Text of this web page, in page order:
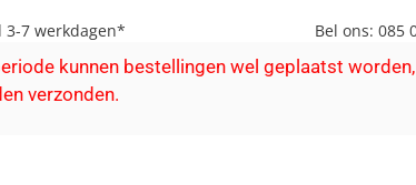
3-7 werkdagen* Bel ons: 085
kunnen bestellingen wel geplaatst worden,
verzonden.